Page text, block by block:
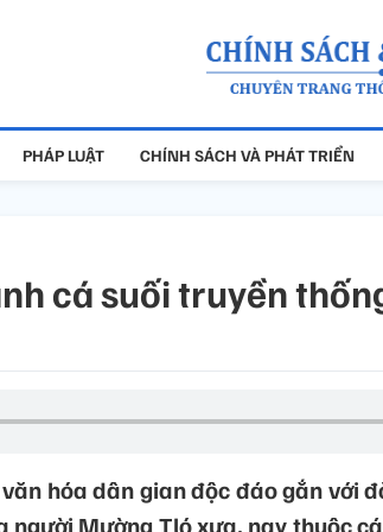
PHÁP LUẬT CHÍNH SÁCH VÀ PHÁT TRIỂN
cá suối truyền
hóa dân gian độc đáo gắn với
người Mường Tló xưa, nay thuộc